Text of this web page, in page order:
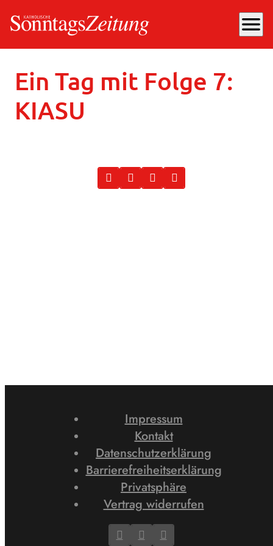
menu
Donnerstag, 22.05.2025, 22:20 Uhr
Ein Tag mit Folge 7:
KIASU
Impressum
Kontakt
Datenschutzerklärung
Barrierefreiheitserklärung
Privatsphäre
Vertrag widerrufen